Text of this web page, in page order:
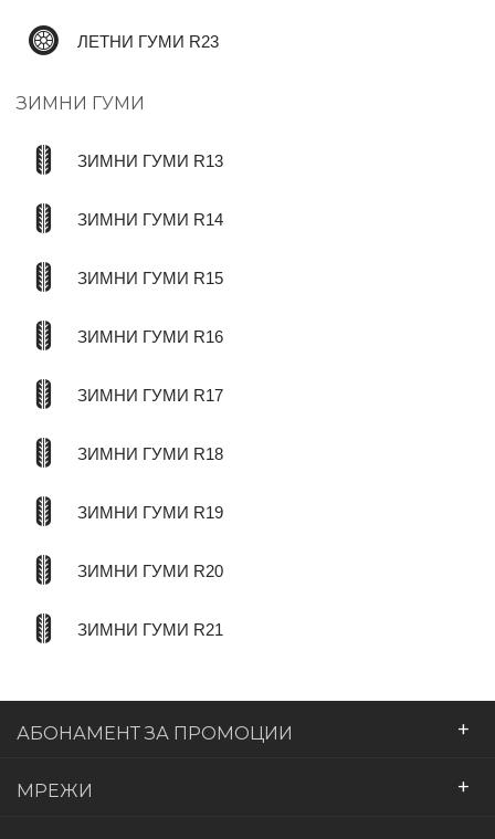
ЛЕТНИ ГУМИ R23
ЗИМНИ ГУМИ
ЗИМНИ ГУМИ R13
ЗИМНИ ГУМИ R14
ЗИМНИ ГУМИ R15
ЗИМНИ ГУМИ R16
ЗИМНИ ГУМИ R17
ЗИМНИ ГУМИ R18
ЗИМНИ ГУМИ R19
ЗИМНИ ГУМИ R20
ЗИМНИ ГУМИ R21
АБОНАМЕНТ ЗА ПРОМОЦИИ +
МРЕЖИ +